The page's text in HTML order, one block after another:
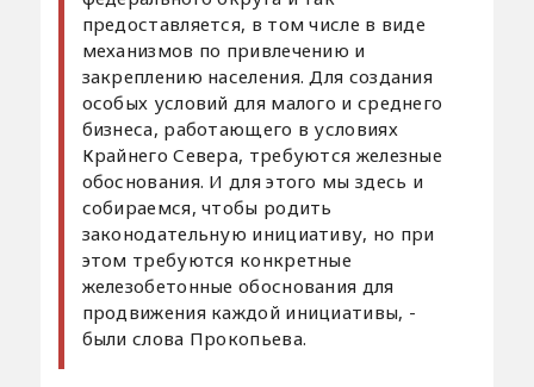
предоставляется, в том числе в виде
механизмов по привлечению и
закреплению населения. Для создания
особых условий для малого и среднего
бизнеса, работающего в условиях
Крайнего Севера, требуются железные
обоснования. И для этого мы здесь и
собираемся, чтобы родить
законодательную инициативу, но при
этом требуются конкретные
железобетонные обоснования для
продвижения каждой инициативы, -
были слова Прокопьева.